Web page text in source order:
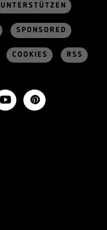
UNTERSTÜTZEN
SPONSORED
COOKIES RSS